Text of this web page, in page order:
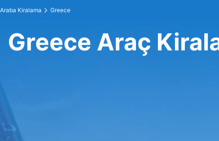
Araba Kiralama Greece
Greece Araç